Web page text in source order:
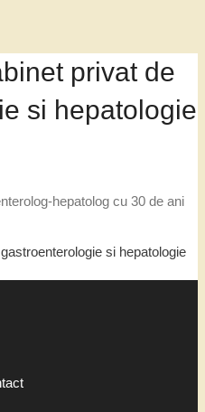
privat de
si hepatologie
hepatolog cu 30 de ani